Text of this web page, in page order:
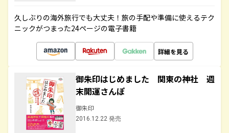
久しぶりの海外旅行でも大丈夫！旅の手配や準備に使えるテク
ニックがつまった24ページの電子書籍
詳細を見る
御朱印はじめました 関東の神社 週
末開運さんぽ
御朱印
2016.12.22 発売